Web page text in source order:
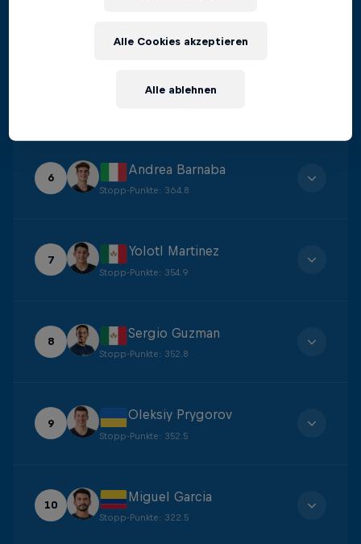
Carlos Gimeno
6
Andrea Barnaba
Stopp-Punkte: 364.8
7
Yolotl Martinez
Stopp-Punkte: 354.9
8
Sergio Guzman
Stopp-Punkte: 352.8
9
Oleksiy Prygorov
Stopp-Punkte: 352.5
10
Miguel Garcia
Stopp-Punkte: 322.5
Alle ablehnen
Alle Cookies akzeptieren